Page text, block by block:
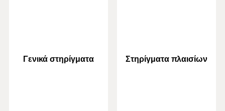
Γενικά στηρίγματα Στηρίγματα πλαισίων